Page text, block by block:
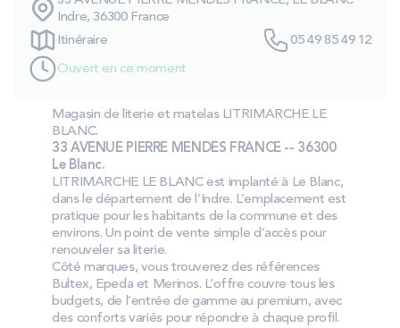
PROMOS
Technologie bultex
Nos engagements
Storelocator
Contact
Mon compte
Indre, 36300 France
Itinéraire
05 49 85 49 12
Ouvert en ce moment
Magasin de literie et matelas LITRIMARCHE LE
BLANC.
33 AVENUE PIERRE MENDES FRANCE -- 36300
Le Blanc.
LITRIMARCHE LE BLANC est implanté à Le Blanc,
dans le département de l’Indre. L’emplacement est
pratique pour les habitants de la commune et des
environs. Un point de vente simple d’accès pour
renouveler sa literie.
Côté marques, vous trouverez des références
Bultex, Epeda et Merinos. L’offre couvre tous les
budgets, de l’entrée de gamme au premium, avec
des conforts variés pour répondre à chaque profil.